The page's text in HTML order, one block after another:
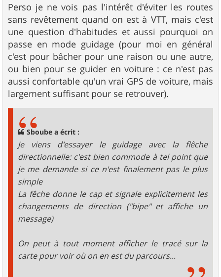
Perso je ne vois pas l'intérêt d'éviter les routes
sans revêtement quand on est à VTT, mais c'est
une question d'habitudes et aussi pourquoi on
passe en mode guidage (pour moi en général
c'est pour bâcher pour une raison ou une autre,
ou bien pour se guider en voiture : ce n'est pas
aussi confortable qu'un vrai GPS de voiture, mais
largement suffisant pour se retrouver).
Sboube a écrit :
Je viens d'essayer le guidage avec la flêche
directionnelle: c'est bien commode à tel point que
je me demande si ce n'est finalement pas le plus
simple
La fêche donne le cap et signale explicitement les
changements de direction ("bipe" et affiche un
message)
On peut à tout moment afficher le tracé sur la
carte pour voir où on en est du parcours...